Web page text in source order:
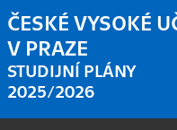
ČESKÉ VYSOKÉ
V PRAZE
STUDIJNÍ PLÁNY
2025/2026